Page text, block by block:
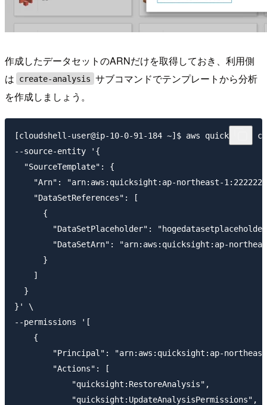
作成したデータセットのARNだけを取得しておき、利用側
は
create-analysis サブコマンドでテンプレートから分析
を作成しましょう。
[cloudshell-user@ip-10-0-91-184 ~]$ aws quicksight
--source-entity '{
  "SourceTemplate": {
"Arn": "arn:aws:quicksight:ap-northeast-
    "DataSetReferences": [
      {
"DataSetPlaceholder":
"DataSetArn": "arn:aws:quicksight:ap-
      }
    ]
  }
}' \
--permissions '[
    {
"Principal": "arn:aws:quicksight:ap-
        "Actions": [
            "quicksight:RestoreAnalysis",
            "quicksight:UpdateAnalysisPermissions",